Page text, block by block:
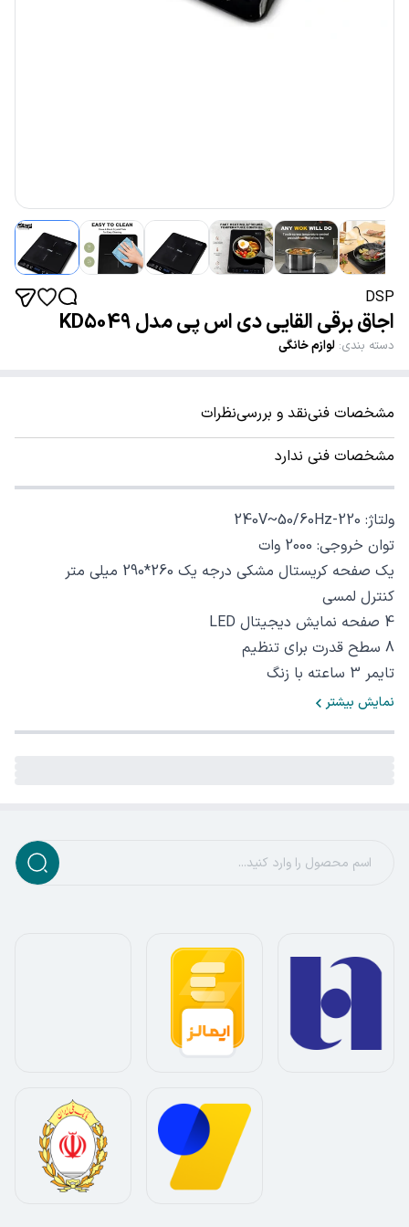
DSP
اجاق برقی القایی دی اس پی مدل KD5049
دسته بندی: لوازم خانگی
مشخصات فنینقد و بررسینظرات
مشخصات فنی ندارد
ولتاژ: 220-240V~50/60Hz‏
توان خروجی: 2000 وات
یک صفحه کریستال مشکی درجه یک 260*290 میلی متر
کنترل لمسی
4 صفحه نمایش دیجیتال LED‏
8 سطح قدرت برای تنظیم
تایمر 3 ساعته با زنگ
نمایش بیشتر